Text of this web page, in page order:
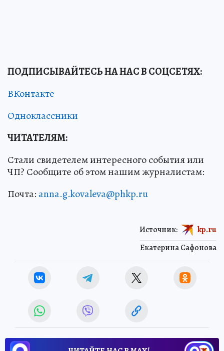
ПОДПИСЫВАЙТЕСЬ НА НАС В СОЦСЕТЯХ:
ВКонтакте
Одноклассники
ЧИТАТЕЛЯМ:
Стали свидетелем интересного события или
ЧП? Сообщите об этом нашим журналистам:
Почта: anna.g.kovaleva@phkp.ru
Екатерина Сафонова
Источник: kp.ru